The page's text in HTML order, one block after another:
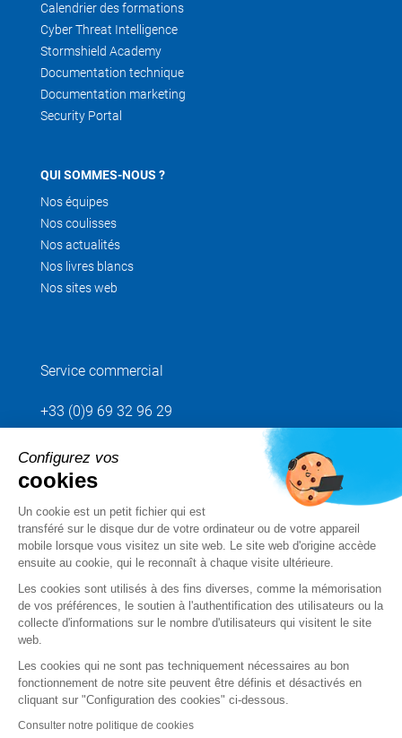
Calendrier des formations
Cyber Threat Intelligence
Stormshield Academy
Documentation technique
Documentation marketing
Security Portal
QUI SOMMES-NOUS ?
Nos équipes
Nos coulisses
Nos actualités
Nos livres blancs
Nos sites web
Service commercial
+33 (0)9 69 32 96 29
Envoyez votre demande
Suivez-nous
Mentions légales
Configurez vos
cookies
Un cookie est un petit fichier qui est
transféré sur le disque dur de votre ordinateur ou de votre appareil
mobile lorsque vous visitez un site web. Le site web d'origine accède
ensuite au cookie, qui le reconnaît à chaque visite ultérieure.
Les cookies sont utilisés à des fins diverses, comme la mémorisation
de vos préférences, le soutien à l'authentification des utilisateurs ou la
collecte d'informations sur le nombre d'utilisateurs qui visitent le site
web.
Les cookies qui ne sont pas techniquement nécessaires au bon
fonctionnement de notre site peuvent être définis et désactivés en
cliquant sur "Configuration des cookies" ci-dessous.
Consulter notre politique de cookies